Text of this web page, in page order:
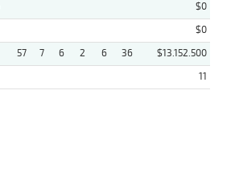
$0
$0
57 7 6 2 6 36
$13.152.500
11